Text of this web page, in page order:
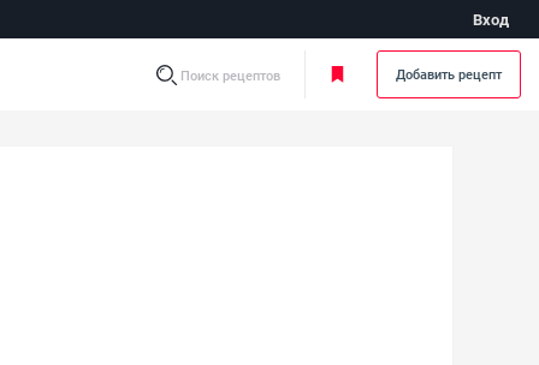
Вход
Поиск рецептов Добавить рецепт